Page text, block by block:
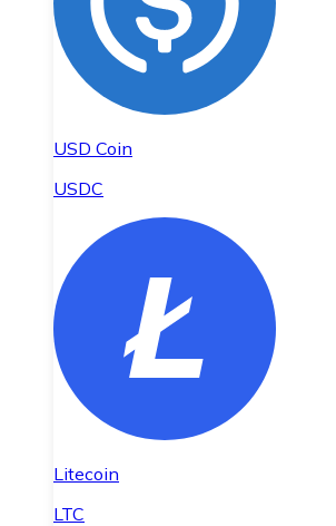
USD Coin
USDC
Litecoin
LTC